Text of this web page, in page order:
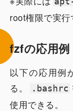
root権限で実
fzfの応用例
以下の応用例
る。
.bashrc
使用できる。